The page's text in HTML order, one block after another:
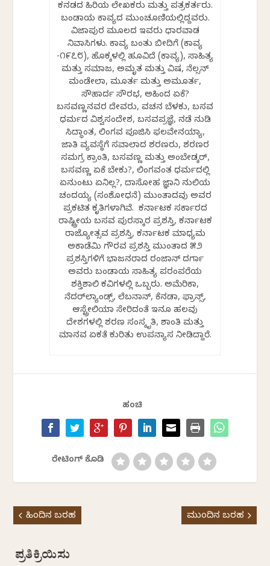
ಕನ್ನಡದ ಹಿರಿಯ ಲೇಖಕರು ಮತ್ತು ಪತ್ರಕರ್ತರು.
ಬಂಡಾಯ ಕಾವ್ಯದ ಮುಂಚೂಣಿಯಲ್ಲಿದ್ದವರು.
ವಿಜಾಪುರ ಮೂಲದ ಇವರು ಧಾರವಾಡ
ನಿವಾಸಿಗಳು. ಕಾವ್ಯ ಬಂತು ಬೀದಿಗೆ (ಕಾವ್ಯ
-೧೯೭೮), ಹೊಕ್ಕಳಲ್ಲಿ ಹೂವಿದೆ (ಕಾವ್ಯ), ಸಾಹಿತ್ಯ
ಮತ್ತು ಸಮಾಜ, ಅಮೃತ ಮತ್ತು ವಿಷ, ನೆಲ್ಸನ್
ಮಂಡೇಲಾ, ಮೂರ್ತ ಮತ್ತು ಅಮೂರ್ತ,
ಸೌಹಾರ್ದ ಸೌರಭ, ಅಹಿಂದ ಏಕೆ?
ಬಸವಣ್ಣನವರ ದೇವರು, ವಚನ ಬೆಳಕು, ಬಸವ
ಧರ್ಮದ ವಿಶ್ವಸಂದೇಶ, ಬಸವಪ್ರಜ್ಞೆ, ನಡೆ ನುಡಿ
ಸಿದ್ಧಾಂತ, ಲಿಂಗವ ಪೂಜಿಸಿ ಫಲವೇನಯ್ಯಾ,
ಜಾತಿ ವ್ಯವಸ್ಥೆಗೆ ಸವಾಲಾದ ಶರಣರು, ಶರಣರ
ಸಮಗ್ರ ಕ್ರಾಂತಿ, ಬಸವಣ್ಣ ಮತ್ತು ಅಂಬೇಡ್ಕರ್,
ಬಸವಣ್ಣ ಏಕೆ ಬೇಕು?, ಲಿಂಗವಂತ ಧರ್ಮದಲ್ಲಿ
ಏನುಂಟು ಏನಿಲ್ಲ?, ದಾಸೋಹ ಜ್ಞಾನಿ ನುಲಿಯ
ಚಂದಯ್ಯ (ಸಂಶೋಧನೆ) ಮುಂತಾದವು ಅವರ
ಪ್ರಕಟಿತ ಕೃತಿಗಳಾಗಿವೆ. ಕರ್ನಾಟಕ ಸರ್ಕಾರದ
ರಾಷ್ಟ್ರೀಯ ಬಸವ ಪುರಸ್ಕಾರ ಪ್ರಶಸ್ತಿ, ಕರ್ನಾಟಕ
ರಾಜ್ಯೋತ್ಸವ ಪ್ರಶಸ್ತಿ, ಕರ್ನಾಟಕ ಮಾಧ್ಯಮ
ಅಕಾಡೆಮಿ ಗೌರವ ಪ್ರಶಸ್ತಿ ಮುಂತಾದ ೫೨
ಪ್ರಶಸ್ತಿಗಳಿಗೆ ಭಾಜನರಾದ ರಂಜಾನ್ ದರ್ಗಾ
ಅವರು ಬಂಡಾಯ ಸಾಹಿತ್ಯ ಪರಂಪರೆಯ
ಶಕ್ತಿಶಾಲಿ ಕವಿಗಳಲ್ಲಿ ಒಬ್ಬರು. ಅಮೆರಿಕಾ,
ನೆದರ್‌ಲ್ಯಾಂಡ್ಸ್, ಲೆಬನಾನ್, ಕೆನಡಾ, ಫ್ರಾನ್ಸ್,
ಆಸ್ಟ್ರೇಲಿಯಾ ಸೇರಿದಂತೆ ಇನ್ನೂ ಹಲವು
ದೇಶಗಳಲ್ಲಿ ಶರಣ ಸಂಸ್ಕೃತಿ, ಶಾಂತಿ ಮತ್ತು
ಮಾನವ ಏಕತೆ ಕುರಿತು ಉಪನ್ಯಾಸ ನೀಡಿದ್ದಾರೆ.
ಹಂಚಿ
ರೇಟಿಂಗ್ ಕೊಡಿ
ಹಿಂದಿನ ಬರಹ ಮುಂದಿನ ಬರಹ